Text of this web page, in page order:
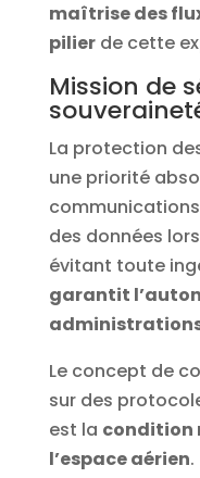
maîtrise des
pilierde cette
Mission de
La protection
une priorité
des données
évitant toute
garantit
Le concept de
sur des
est la condition
l’espace aérien.